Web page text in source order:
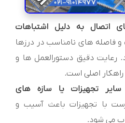
اتصال به دلیل اشتباهات
فاصله های نامناسب در درزها
رعایت دقیق دستورالعمل ها و
راهکار اصلی است.
تجهیزات یا سازه های
با تجهیزات باعث آسیب و
می شود.